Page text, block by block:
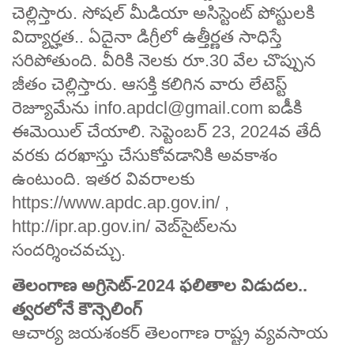
చెల్లిస్తారు. సోషల్‌ మీడియా అసిస్టెంట్‌ పోస్టులకి
విద్యార్హత.. ఏదైనా డిగ్రీలో ఉత్తీర్ణత సాధిస్తే
సరిపోతుంది. వీరికి నెలకు రూ.30 వేల చొప్పున
జీతం చెల్లిస్తారు. ఆసక్తి కలిగిన వారు లేటెస్ట్
రెజ్యూమేను info.apdcl@gmail.com ఐడీకి
ఈమెయిల్ చేయాలి. సెప్టెంబర్‌ 23, 2024వ తేదీ
వరకు దరఖాస్తు చేసుకోవడానికి అవకాశం
ఉంటుంది. ఇతర వివరాలకు
https://www.apdc.ap.gov.in/ ,
http://ipr.ap.gov.in/ వెబ్‌సైట్‌లను
సందర్శించవచ్చు.
తెలంగాణ అగ్రిసెట్‌-2024 ఫలితాల విడుదల..
త్వరలోనే కౌన్సెలింగ్‌
ఆచార్య జయశంకర్‌ తెలంగాణ రాష్ట్ర వ్యవసాయ